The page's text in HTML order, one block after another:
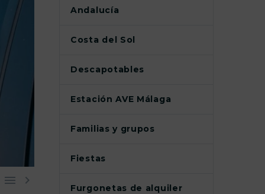
 
Andalucía
Costa del Sol
Descapotables
Estación AVE Málaga
Familias y grupos
Fiestas
Furgonetas de alquiler